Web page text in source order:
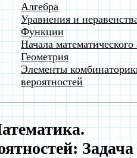
Алгебра
Уравнения и
Функции
Начала математического
Геометрия
Элементы
вероятностей